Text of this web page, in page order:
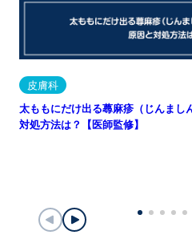
皮膚科
太ももにだけ出る蕁麻疹（じんまし
対処方法は？【医師監修】